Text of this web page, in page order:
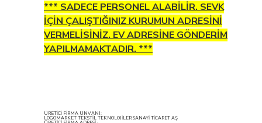
*** SADECE PERSONEL ALABİLİR. SEVK
İÇİN ÇALIŞTIĞINIZ KURUMUN ADRESİNİ
VERMELİSİNİZ. EV ADRESİNE GÖNDERİM
YAPILMAMAKTADIR. ***
ÜRETİCİ FİRMA ÜNVANI:
LOGOMARKET TEKSTİL TEKNOLOJİLER SANAYİ TİCARET AŞ